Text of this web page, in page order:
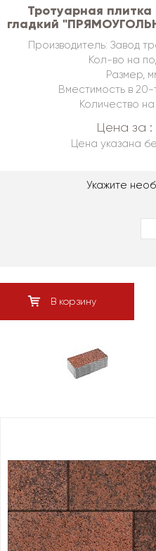
Тротуарная
гладкий
Производитель: Завод
Кол-во на
Размер,
Вместимость в 20-
Количество
Цена за :
Цена указана
Укажите
В корзину